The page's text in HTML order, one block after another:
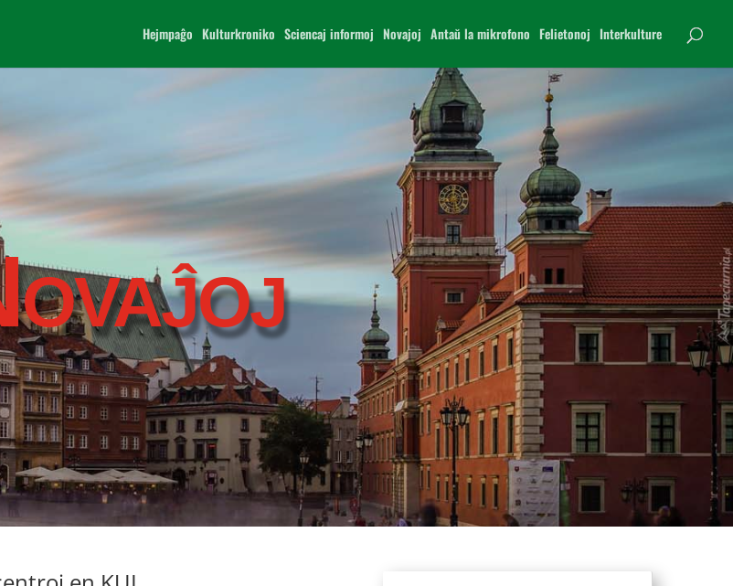
Hejmpaĝo Kulturkroniko Sciencaj informoj Novajoj Antaŭ la mikrofono Felietonoj Interkulture